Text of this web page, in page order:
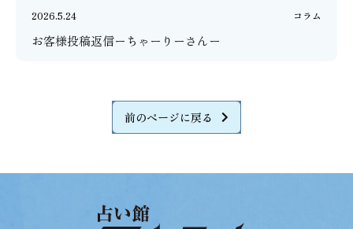
2026.5.24 コラム
お客様投稿返信ーちゃーりーさんー
前のページに戻る